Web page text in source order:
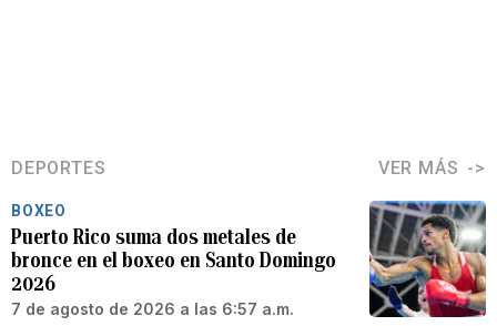
DEPORTES VER MÁS
BOXEO
Puerto Rico suma dos metales de
bronce en el boxeo en Santo Domingo
2026
7 de agosto de 2026 a las 6:57 a.m.